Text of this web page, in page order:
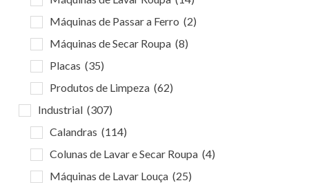
Máquinas de Passar a Ferro (2)
Máquinas de Secar Roupa (8)
Placas (35)
Produtos de Limpeza (62)
Industrial (307)
Calandras (114)
Colunas de Lavar e Secar Roupa (4)
Máquinas de Lavar Louça (25)